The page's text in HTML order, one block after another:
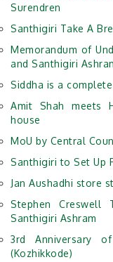
Surendren
Santhigiri Take A
Memorandum of
and Santhigiri
Siddha is a
Amit Shah meets
house
MoU by Central
Santhigiri to Set Up
Jan Aushadhi store
Stephen Creswell
Santhigiri Ashram
3rd Anniversary
(Kozhikkode)